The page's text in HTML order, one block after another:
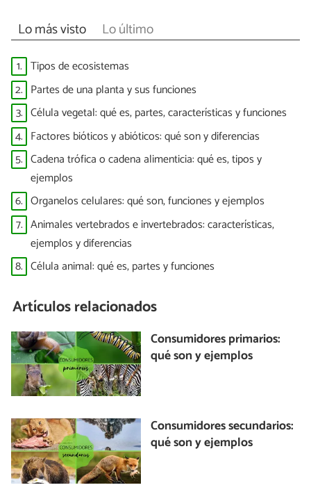
Lo más visto Lo último
1. Tipos de ecosistemas
2. Partes de una planta y sus funciones
3. Célula vegetal: qué es, partes, características y funciones
4. Factores bióticos y abióticos: qué son y diferencias
5. Cadena trófica o cadena alimenticia: qué es, tipos y
ejemplos
6. Organelos celulares: qué son, funciones y ejemplos
7. Animales vertebrados e invertebrados: características,
ejemplos y diferencias
8. Célula animal: qué es, partes y funciones
Artículos relacionados
Consumidores primarios:
qué son y ejemplos
Consumidores secundarios:
qué son y ejemplos